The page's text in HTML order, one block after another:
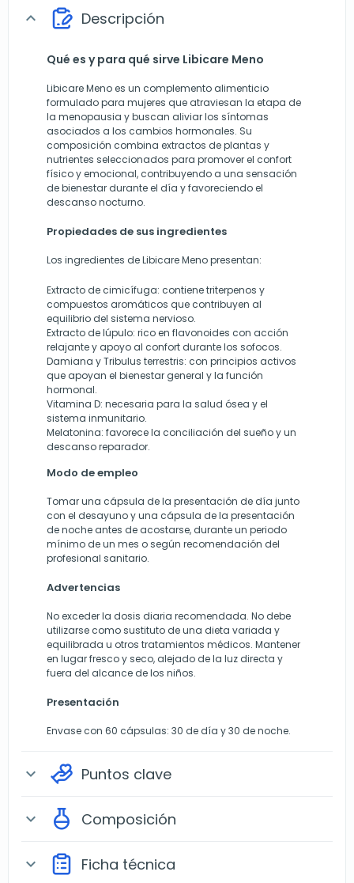
expand_more Descripción
Qué es y para qué sirve Libicare Meno
Libicare Meno es un complemento alimenticio
formulado para mujeres que atraviesan la etapa de
la menopausia y buscan aliviar los síntomas
asociados a los cambios hormonales. Su
composición combina extractos de plantas y
nutrientes seleccionados para promover el confort
físico y emocional, contribuyendo a una sensación
de bienestar durante el día y favoreciendo el
descanso nocturno.
Propiedades de sus ingredientes
Los ingredientes de Libicare Meno presentan:
Extracto de cimicífuga: contiene triterpenos y
compuestos aromáticos que contribuyen al
equilibrio del sistema nervioso.
Extracto de lúpulo: rico en flavonoides con acción
relajante y apoyo al confort durante los sofocos.
Damiana y Tribulus terrestris: con principios activos
que apoyan el bienestar general y la función
hormonal.
Vitamina D: necesaria para la salud ósea y el
sistema inmunitario.
Melatonina: favorece la conciliación del sueño y un
descanso reparador.
Modo de empleo
Tomar una cápsula de la presentación de día junto
con el desayuno y una cápsula de la presentación
de noche antes de acostarse, durante un periodo
mínimo de un mes o según recomendación del
profesional sanitario.
Advertencias
No exceder la dosis diaria recomendada. No debe
utilizarse como sustituto de una dieta variada y
equilibrada u otros tratamientos médicos. Mantener
en lugar fresco y seco, alejado de la luz directa y
fuera del alcance de los niños.
Presentación
Envase con 60 cápsulas: 30 de día y 30 de noche.
expand_more Puntos clave
expand_more Composición
expand_more Ficha técnica